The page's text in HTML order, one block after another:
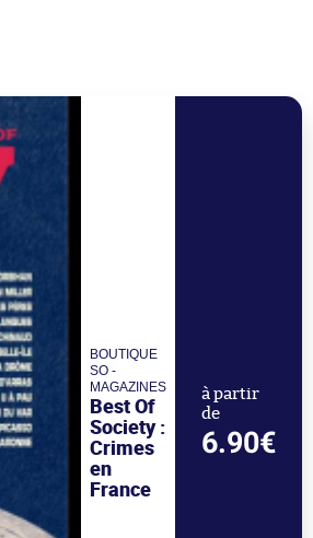
BOUTIQUE
SO -
MAGAZINES
Best Of
Society :
Crimes
en
France
à partir
de
6.90€